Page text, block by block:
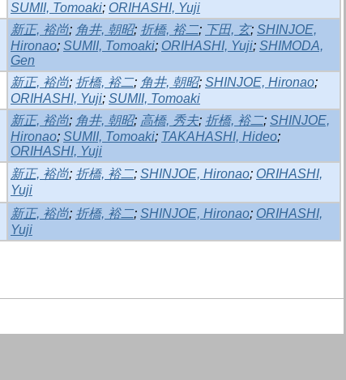
SUMII, Tomoaki; ORIHASHI, Yuji
新正, 裕尚; 角井, 朝昭; 折橋, 裕二; 下田, 玄; SHINJOE,
Hironao; SUMII, Tomoaki; ORIHASHI, Yuji; SHIMODA,
Gen
新正, 裕尚; 折橋, 裕二; 角井, 朝昭; SHINJOE, Hironao;
ORIHASHI, Yuji; SUMII, Tomoaki
新正, 裕尚; 角井, 朝昭; 高橋, 秀夫; 折橋, 裕二; SHINJOE,
Hironao; SUMII, Tomoaki; TAKAHASHI, Hideo;
ORIHASHI, Yuji
新正, 裕尚; 折橋, 裕二; SHINJOE, Hironao; ORIHASHI,
Yuji
新正, 裕尚; 折橋, 裕二; SHINJOE, Hironao; ORIHASHI,
Yuji